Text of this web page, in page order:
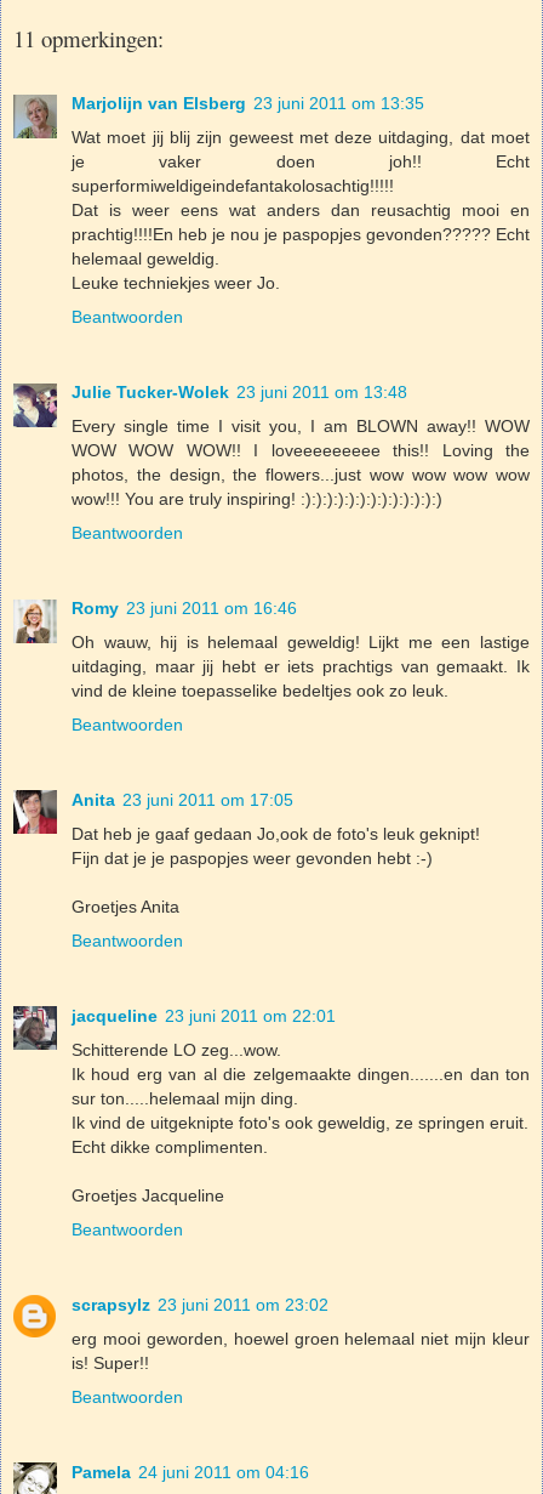
11 opmerkingen:
Marjolijn van Elsberg 23 juni 2011 om 13:35
Wat moet jij blij zijn geweest met deze uitdaging, dat moet
je vaker doen joh!! Echt
superformiweldigeindefantakolosachtig!!!!!
Dat is weer eens wat anders dan reusachtig mooi en
prachtig!!!!En heb je nou je paspopjes gevonden????? Echt
helemaal geweldig.
Leuke techniekjes weer Jo.
Beantwoorden
Julie Tucker-Wolek 23 juni 2011 om 13:48
Every single time I visit you, I am BLOWN away!! WOW
WOW WOW WOW!! I loveeeeeeeee this!! Loving the
photos, the design, the flowers...just wow wow wow wow
wow!!! You are truly inspiring! :):):):):):):):):):):):):)
Beantwoorden
Romy 23 juni 2011 om 16:46
Oh wauw, hij is helemaal geweldig! Lijkt me een lastige
uitdaging, maar jij hebt er iets prachtigs van gemaakt. Ik
vind de kleine toepasselike bedeltjes ook zo leuk.
Beantwoorden
Anita 23 juni 2011 om 17:05
Dat heb je gaaf gedaan Jo,ook de foto's leuk geknipt!
Fijn dat je je paspopjes weer gevonden hebt :-)
Groetjes Anita
Beantwoorden
jacqueline 23 juni 2011 om 22:01
Schitterende LO zeg...wow.
Ik houd erg van al die zelgemaakte dingen.......en dan ton
sur ton.....helemaal mijn ding.
Ik vind de uitgeknipte foto's ook geweldig, ze springen eruit.
Echt dikke complimenten.
Groetjes Jacqueline
Beantwoorden
scrapsylz 23 juni 2011 om 23:02
erg mooi geworden, hoewel groen helemaal niet mijn kleur
is! Super!!
Beantwoorden
Pamela 24 juni 2011 om 04:16